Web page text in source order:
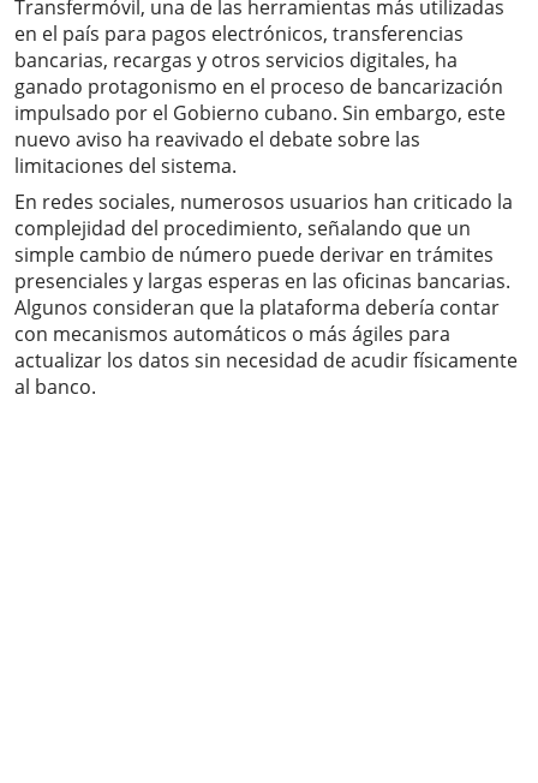
Transfermóvil, una de las herramientas más utilizadas
en el país para pagos electrónicos, transferencias
bancarias, recargas y otros servicios digitales, ha
ganado protagonismo en el proceso de bancarización
impulsado por el Gobierno cubano. Sin embargo, este
nuevo aviso ha reavivado el debate sobre las
limitaciones del sistema.
En redes sociales, numerosos usuarios han criticado la
complejidad del procedimiento, señalando que un
simple cambio de número puede derivar en trámites
presenciales y largas esperas en las oficinas bancarias.
Algunos consideran que la plataforma debería contar
con mecanismos automáticos o más ágiles para
actualizar los datos sin necesidad de acudir físicamente
al banco.